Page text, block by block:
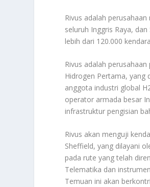
Rivus adalah
seluruh Inggris Raya,
lebih dari 120.000
Rivus adalah
Hidrogen Pertama, yang
anggota industri global
operator armada besar
infrastruktur pengisian
Rivus akan menguji
Sheffield, yang dilayani
pada rute yang telah
Telematika dan
Temuan ini akan